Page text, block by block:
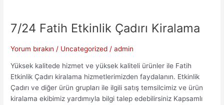
Kiralama
7/24 Fatih Etkinlik Çadırı Kiralama
Yorum bırakın / Uncategorized /admin
Yüksek kalitede hizmet ve yüksek kaliteli ürünler ile Fatih
Etkinlik Çadırı kiralama hizmetlerimizden faydalanın. Etkinlik
Çadırı ve diğer ürün grupları ile ilgili satış temsilcimiz ve ürün
kiralama ekibimiz yardımıyla bilgi talep edebilirsiniz Kapsamlı